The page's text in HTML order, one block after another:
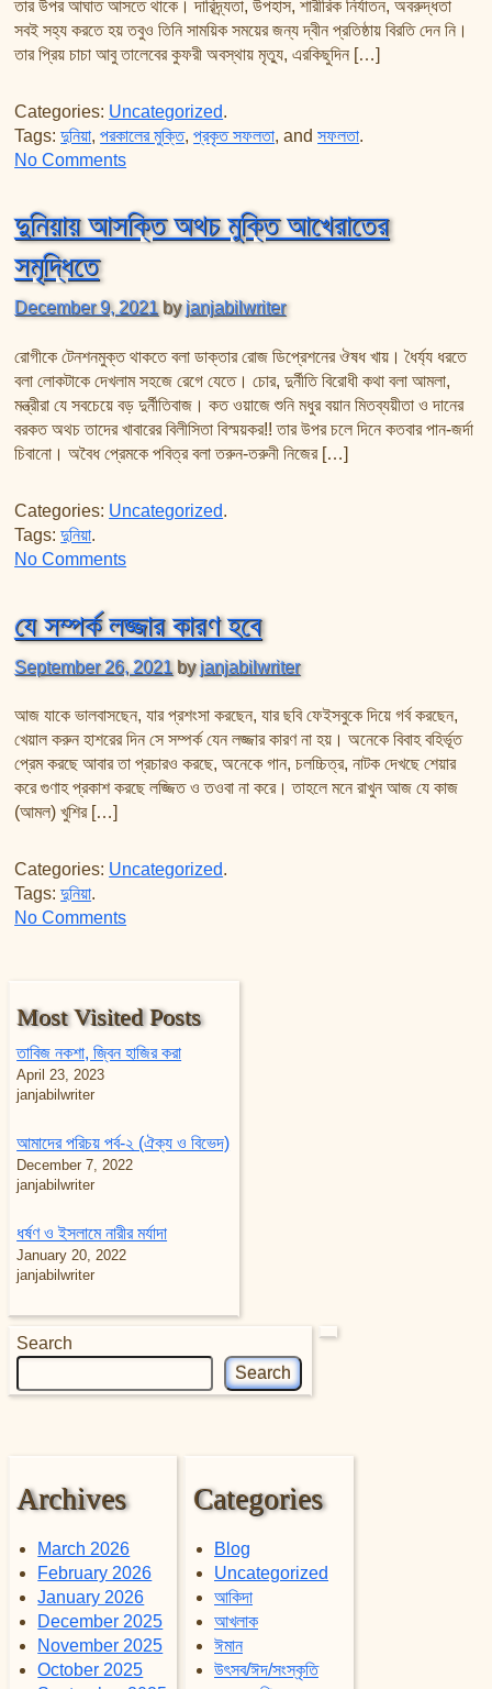
তার উপর আঘাত আসতে থাকে। দারিদ্র্যতা, উপহাস, শারীরিক নির্যাতন, অবরুদ্ধতা
সবই সহ্য করতে হয় তবুও তিনি সাময়িক সময়ের জন্য দ্বীন প্রতিষ্ঠায় বিরতি দেন নি।
তার প্রিয় চাচা আবু তালেবের কুফরী অবস্থায় মৃত্যু, এরকিছুদিন […]
Categories: Uncategorized.
Tags: দুনিয়া,পরকালের মুক্তি,প্রকৃত সফলতা, andসফলতা.
No Commentson দুনিয়ার জীবন প্রাপ্তির নয় পরীক্ষার
দুনিয়ায় আসক্তি অথচ মুক্তি আখেরাতের
সমৃদ্ধিতে
December 9, 2021 byjanjabilwriter
রোগীকে টেনশনমুক্ত থাকতে বলা ডাক্তার রোজ ডিপ্রেশনের ঔষধ খায়। ধৈর্য্য ধরতে
বলা লোকটাকে দেখলাম সহজে রেগে যেতে। চোর, দুর্নীতি বিরোধী কথা বলা আমলা,
মন্ত্রীরা যে সবচেয়ে বড় দুর্নীতিবাজ। কত ওয়াজে শুনি মধুর বয়ান মিতব্যয়ীতা ও দানের
বরকত অথচ তাদের খাবারের বিলীসিতা বিস্ময়কর!! তার উপর চলে দিনে কতবার পান-জর্দা
চিবানো। অবৈধ প্রেমকে পবিত্র বলা তরুন-তরুনী নিজের […]
Categories: Uncategorized.
Tags: দুনিয়া.
No Commentson দুনিয়ায় আসক্তি অথচ মুক্তি আখেরাতের সমৃদ্ধিতে
যে সম্পর্ক লজ্জার কারণ হবে
September 26, 2021 byjanjabilwriter
আজ যাকে ভালবাসছেন, যার প্রশংসা করছেন, যার ছবি ফেইসবুকে দিয়ে গর্ব করছেন,
খেয়াল করুন হাশরের দিন সে সম্পর্ক যেন লজ্জার কারণ না হয়। অনেকে বিবাহ বহির্ভূত
প্রেম করছে আবার তা প্রচারও করছে, অনেকে গান, চলচ্চিত্র, নাটক দেখছে শেয়ার
করে গুণাহ প্রকাশ করছে লজ্জিত ও তওবা না করে। তাহলে মনে রাখুন আজ যে কাজ
(আমল) খুশির […]
Categories: Uncategorized.
Tags: দুনিয়া.
No Commentson যে সম্পর্ক লজ্জার কারণ হবে
Most Visited Posts
তাবিজ নকশা, জ্বিন হাজির করা
April 23, 2023
janjabilwriter
আমাদের পরিচয় পর্ব-২ (ঐক্য ও বিভেদ)
December 7, 2022
janjabilwriter
ধর্ষণ ও ইসলামে নারীর মর্যাদা
January 20, 2022
janjabilwriter
Search
Search
Archives
March 2026
February 2026
January 2026
December 2025
November 2025
October 2025
Categories
Blog
Uncategorized
আকিদা
আখলাক
ঈমান
উৎসব/ঈদ/সংস্কৃতি